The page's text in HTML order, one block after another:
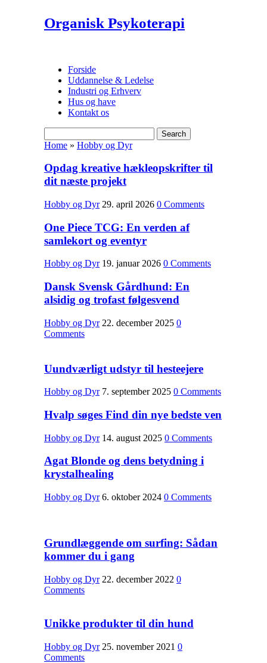
Organisk Psykoterapi
Forside
Uddannelse & Ledelse
Industri og Erhverv
Hus og have
Kontakt os
Home » Hobby og Dyr
Opdag kreative hækleopskrifter til
dit næste projekt
Hobby og Dyr 29. april 2026 0 Comments
One Piece TCG: En verden af
samlekort og eventyr
Hobby og Dyr 19. januar 2026 0 Comments
Dansk Svensk Gårdhund: En
alsidig og trofast følgesvend
Hobby og Dyr 22. december 2025 0
Comments
Uundværligt udstyr til hesteejere
Hobby og Dyr 7. september 2025 0 Comments
Hvalp søges Find din nye bedste ven
Hobby og Dyr 14. august 2025 0 Comments
Agat Blonde og dens betydning i
krystalhealing
Hobby og Dyr 6. oktober 2024 0 Comments
Grundlæggende om surfing: Sådan
kommer du i gang
Hobby og Dyr 22. december 2022 0
Comments
Unikke produkter til din hund
Hobby og Dyr 25. november 2021 0
Comments